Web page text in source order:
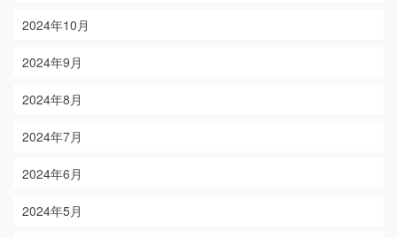
2024年10月
2024年9月
2024年8月
2024年7月
2024年6月
2024年5月